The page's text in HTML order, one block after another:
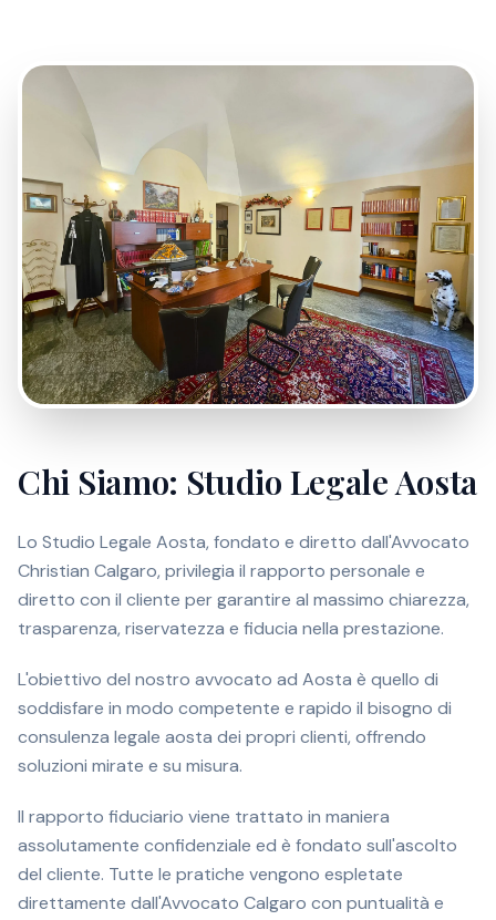
Chi Siamo: Studio Legale Aosta
Lo Studio Legale Aosta, fondato e diretto dall'Avvocato
Christian Calgaro, privilegia il rapporto personale e
diretto con il cliente per garantire al massimo chiarezza,
trasparenza, riservatezza e fiducia nella prestazione.
L'obiettivo del nostro avvocato ad Aosta è quello di
soddisfare in modo competente e rapido il bisogno di
consulenza legale aosta dei propri clienti, offrendo
soluzioni mirate e su misura.
Il rapporto fiduciario viene trattato in maniera
assolutamente confidenziale ed è fondato sull'ascolto
del cliente. Tutte le pratiche vengono espletate
direttamente dall'Avvocato Calgaro con puntualità e